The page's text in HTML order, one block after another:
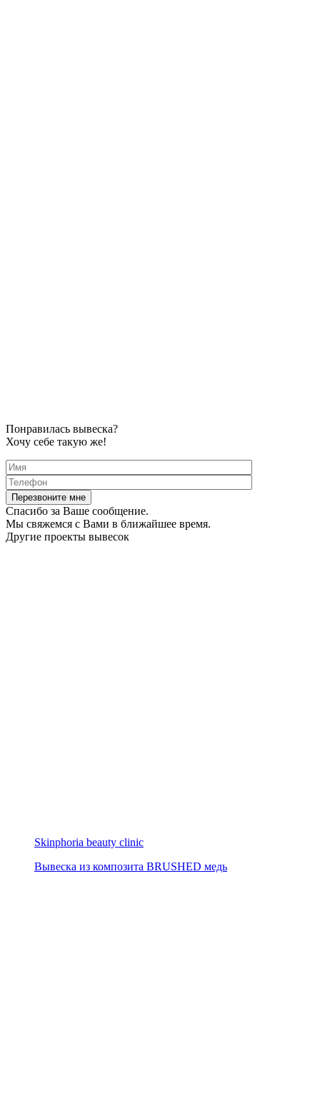
Понравилась вывеска?
Хочу себе такую же!
Спасибо за Ваше сообщение.
Мы свяжемся с Вами в ближайшее время.
Другие проекты вывесок
Skinphoria beauty clinic
Вывеска из композита BRUSHED медь